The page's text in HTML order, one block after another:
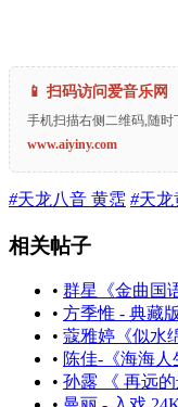
📱 扫码访问爱音乐网
手机扫描右侧二维码,随时
www.aiyiny.com
#天龙八音 黄霑 #天龙
相关帖子
• 群星《金曲国
• 方季惟 - 典藏
• 蔻雅婷《似水
• 陈佳-《海海
• 孙露 《 再远